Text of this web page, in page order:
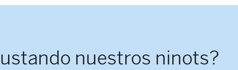
nuestros ninots?